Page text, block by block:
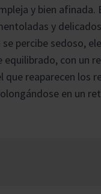
y bien afinada.
y
se percibe sedoso,
con un
que reaparecen los
en un